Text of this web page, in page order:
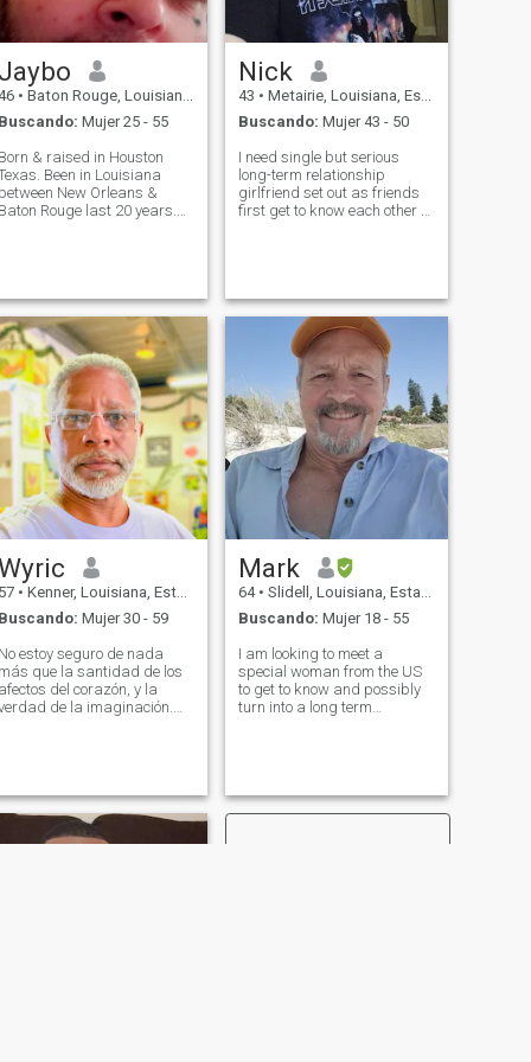
Jaybo
• Baton Rouge, Louisiana, Estados Unidos
Buscando: Mujer 25 - 55
Born & raised in Houston
Been in Louisiana
between New Orleans &
Baton Rouge last 20 years.
when it comes to the
Nick
43 • Metairie, Louisiana, Estados Unidos
Buscando: Mujer 43 - 50
I need single but serious
long-term relationship
girlfriend set out as friends
first get to know each other a
with my fa
57 • Kenner, Louisiana, Estados Unidos
Buscando: Mujer 30 - 59
No estoy seguro de nada
más que la santidad de los
afectos del corazón, y la
de la imaginación.
raras y exóticas,
y cactus.
Mark
64 • Slidell, Louisiana, Estados Unidos
Buscando: Mujer 18 - 55
I am looking to meet a
special woman from the US
to get to know and possibly
turn into a long term
too expensive to even
consider.